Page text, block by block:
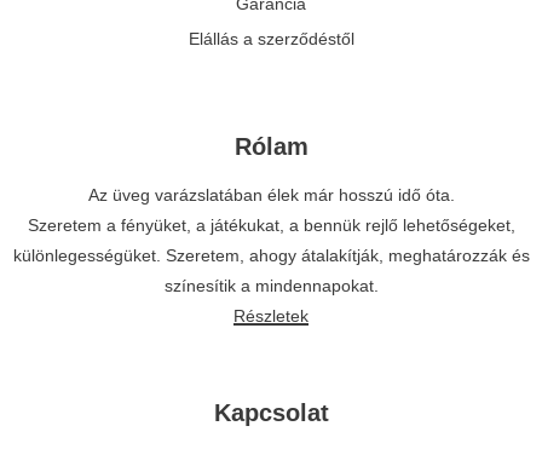
Elállás a szerződéstől
Rólam
Az üveg varázslatában élek már hosszú idő óta.
Szeretem a fényüket, a játékukat, a bennük rejlő lehetőségeket,
különlegességüket. Szeretem, ahogy átalakítják, meghatározzák és
színesítik a mindennapokat.
Részletek
Kapcsolat